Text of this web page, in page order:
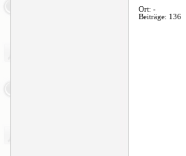
Ort: -
Beiträge: 136